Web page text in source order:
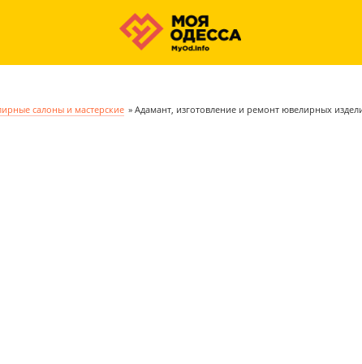
салоны и мастерские » Адамант, изготовление и ремонт ювелирных